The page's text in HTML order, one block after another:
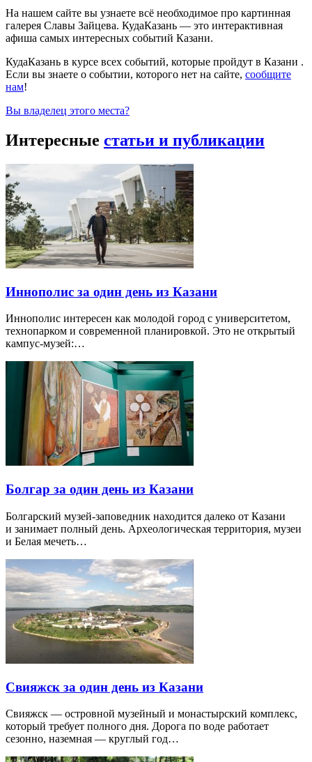
На нашем сайте вы узнаете всё необходимое про картинная
галерея Славы Зайцева. КудаКазань — это интерактивная
афиша самых интересных событий Казани.
КудаКазань в курсе всех событий, которые пройдут в Казани .
Если вы знаете о событии, которого нет на сайте, сообщите
нам!
Вы владелец этого места?
Интересные статьи и публикации
Иннополис за один день из Казани
Иннополис интересен как молодой город с университетом,
технопарком и современной планировкой. Это не открытый
кампус-музей:…
Болгар за один день из Казани
Болгарский музей-заповедник находится далеко от Казани
и занимает полный день. Археологическая территория, музеи
и Белая мечеть…
Свияжск за один день из Казани
Свияжск — островной музейный и монастырский комплекс,
который требует полного дня. Дорога по воде работает
сезонно, наземная — круглый год…